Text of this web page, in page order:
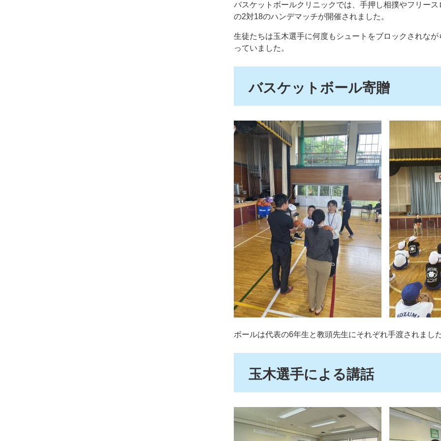
バスケットボールクリニックでは、手押し相撲やフリー
の2対18のハンデマッチが開催されました。
生徒たちは玉木選手に何度もシュートをブロックされな
っていました。
バスケットボール寄贈
ボールは代表の6年生と教頭先生にそれぞれ手渡されまし
玉木選手による講話